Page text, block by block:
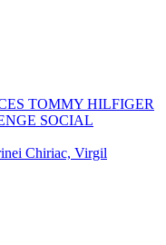
TOMMY HILFIGER
SOCIAL
Chiriac, Virgil